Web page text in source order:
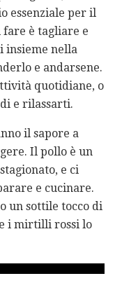
essenziale per il
fare è tagliare e
nella
e andarsene.
quotidiane, o
e rilassarti.
il sapore a
Il pollo è un
e ci
e cucinare.
un sottile tocco di
i mirtilli rossi lo